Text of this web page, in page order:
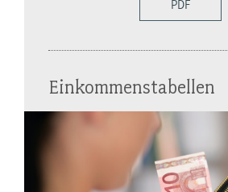
PDF
Einkommenstabellen